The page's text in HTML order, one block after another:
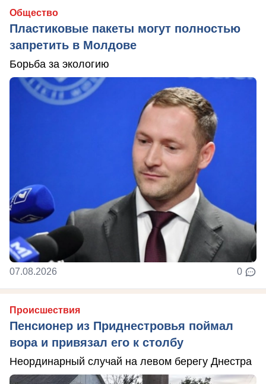
Общество
Пластиковые пакеты могут полностью
запретить в Молдове
Борьба за экологию
07.08.2026 0
Происшествия
Пенсионер из Приднестровья поймал
вора и привязал его к столбу
Неординарный случай на левом берегу Днестра